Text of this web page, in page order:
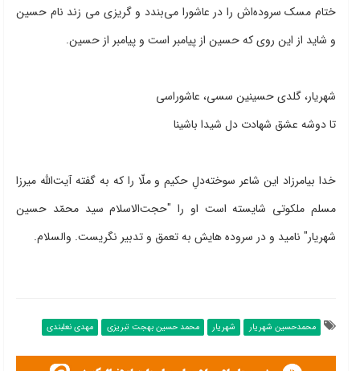
ختام مسک سروده‌اش را در عاشورا می‌بندد و گریزی می زند نام حسین
و شاید از این روی که حسین از پیامبر است و پیامبر از حسین.
شهریار، گلدی حسینین سسی، عاشوراسی
تا دوشه عشق شهادت دل شیدا باشینا
خدا بیامرزاد این شاعر سوخته‌دلِ حکیم و ملّا را که به گفته آیت‌الله میرزا
مسلم ملکوتی شایسته است او را "حجت‌الاسلام سید محمّد حسین
شهریار" نامید و در سروده هایش به تعمق و تدبیر نگریست. والسلام.
محمدحسین شهریار شهریار محمد حسین بهجت تبریزی مهدی نعلبندی